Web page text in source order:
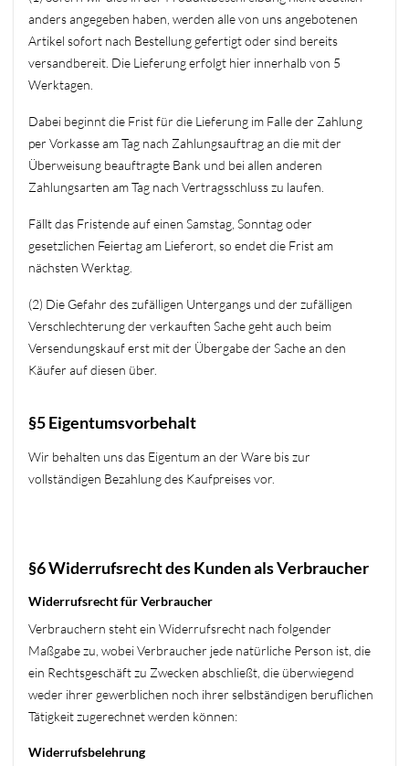
anders angegeben haben, werden alle von uns angebotenen
Artikel sofort nach Bestellung gefertigt oder sind bereits
versandbereit. Die Lieferung erfolgt hier innerhalb von 5
Werktagen.
Dabei beginnt die Frist für die Lieferung im Falle der Zahlung
per Vorkasse am Tag nach Zahlungsauftrag an die mit der
Überweisung beauftragte Bank und bei allen anderen
Zahlungsarten am Tag nach Vertragsschluss zu laufen.
Fällt das Fristende auf einen Samstag, Sonntag oder
gesetzlichen Feiertag am Lieferort, so endet die Frist am
nächsten Werktag.
(2) Die Gefahr des zufälligen Untergangs und der zufälligen
Verschlechterung der verkauften Sache geht auch beim
Versendungskauf erst mit der Übergabe der Sache an den
Käufer auf diesen über.
§5 Eigentumsvorbehalt
Wir behalten uns das Eigentum an der Ware bis zur
vollständigen Bezahlung des Kaufpreises vor.
§6 Widerrufsrecht des Kunden als Verbraucher
Widerrufsrecht für Verbraucher
Verbrauchern steht ein Widerrufsrecht nach folgender
Maßgabe zu, wobei Verbraucher jede natürliche Person ist, die
ein Rechtsgeschäft zu Zwecken abschließt, die überwiegend
weder ihrer gewerblichen noch ihrer selbständigen beruflichen
Tätigkeit zugerechnet werden können:
Widerrufsbelehrung